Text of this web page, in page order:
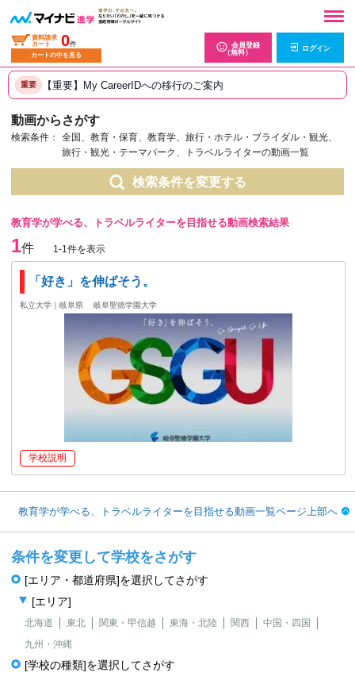
資料請求
カート
0件
カートの中を見る
会員登録
（無料）
ログイン
重要 【重要】My CareerIDへの移行のご案内
動画からさがす
検索条件：
全国、教育・保育、教育学、旅行・ホテル・ブライダル・観光、
旅行・観光・テーマパーク、トラベルライターの動画一覧
検索条件を変更する
教育学が学べる、トラベルライターを目指せる動画検索結果
1件 1-1件を表示
「好き」を伸ばそう。
私立大学｜岐阜県 岐阜聖徳学園大学
学校説明
教育学が学べる、トラベルライターを目指せる動画一覧ページ上部へ
条件を変更して学校をさがす
[エリア・都道府県]を選択してさがす
[エリア]
北海道 東北 関東・甲信越 東海・北陸 関西
中国・四国
九州・沖縄
[学校の種類]を選択してさがす